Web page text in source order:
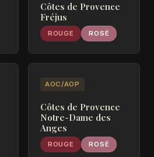
Côtes de Provence
Fréjus
ROUGE ROSÉ
AOC/AOP
Côtes de Provence
Notre-Dame des
Anges
ROUGE ROSÉ